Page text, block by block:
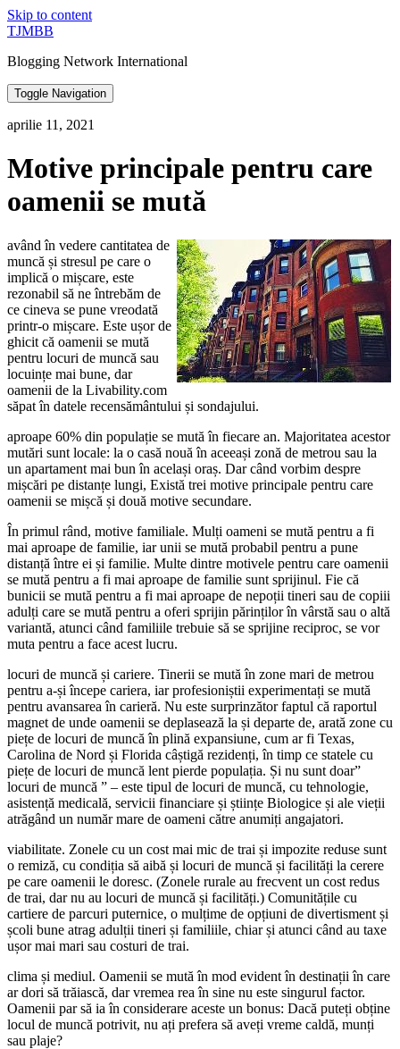
Skip to content
TJMBB
Blogging Network International
Toggle Navigation
aprilie 11, 2021
Motive principale pentru care
oamenii se mută
având în vedere cantitatea de
muncă și stresul pe care o
implică o mișcare, este
rezonabil să ne întrebăm de
ce cineva se pune vreodată
printr-o mișcare. Este ușor de
ghicit că oamenii se mută
pentru locuri de muncă sau
locuințe mai bune, dar
oamenii de la Livability.com
săpat în datele recensământului și sondajului.
aproape 60% din populație se mută în fiecare an. Majoritatea acestor
mutări sunt locale: la o casă nouă în aceeași zonă de metrou sau la
un apartament mai bun în același oraș. Dar când vorbim despre
mișcări pe distanțe lungi, Există trei motive principale pentru care
oamenii se mișcă și două motive secundare.
În primul rând, motive familiale. Mulți oameni se mută pentru a fi
mai aproape de familie, iar unii se mută probabil pentru a pune
distanță între ei și familie. Multe dintre motivele pentru care oamenii
se mută pentru a fi mai aproape de familie sunt sprijinul. Fie că
bunicii se mută pentru a fi mai aproape de nepoții tineri sau de copiii
adulți care se mută pentru a oferi sprijin părinților în vârstă sau o altă
variantă, atunci când familiile trebuie să se sprijine reciproc, se vor
muta pentru a face acest lucru.
locuri de muncă și cariere. Tinerii se mută în zone mari de metrou
pentru a-și începe cariera, iar profesioniștii experimentați se mută
pentru avansarea în carieră. Nu este surprinzător faptul că raportul
magnet de unde oamenii se deplasează la și departe de, arată zone cu
piețe de locuri de muncă în plină expansiune, cum ar fi Texas,
Carolina de Nord și Florida câștigă rezidenți, în timp ce statele cu
piețe de locuri de muncă lent pierde populația. Și nu sunt doar”
locuri de muncă ” – este tipul de locuri de muncă, cu tehnologie,
asistență medicală, servicii financiare și științe Biologice și ale vieții
atrăgând un număr mare de oameni către anumiți angajatori.
viabilitate. Zonele cu un cost mai mic de trai și impozite reduse sunt
o remiză, cu condiția să aibă și locuri de muncă și facilități la cerere
pe care oamenii le doresc. (Zonele rurale au frecvent un cost redus
de trai, dar nu au locuri de muncă și facilități.) Comunitățile cu
cartiere de parcuri puternice, o mulțime de opțiuni de divertisment și
școli bune atrag adulții tineri și familiile, chiar și atunci când au taxe
ușor mai mari sau costuri de trai.
clima și mediul. Oamenii se mută în mod evident în destinații în care
ar dori să trăiască, dar vremea rea în sine nu este singurul factor.
Oamenii par să ia în considerare aceste un bonus: Dacă puteți obține
locul de muncă potrivit, nu ați prefera să aveți vreme caldă, munți
sau plaje?